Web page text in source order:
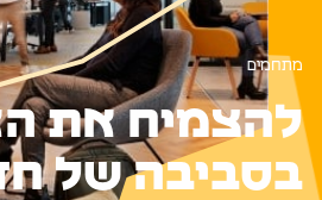
מתחמים
להצמיח את
בסביבה של